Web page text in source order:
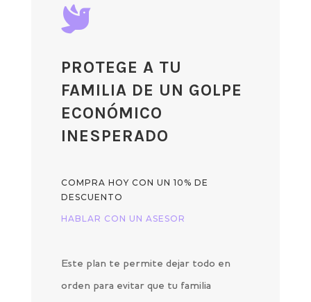

PROTEGE A TU
FAMILIA DE UN GOLPE
ECONÓMICO
INESPERADO
COMPRA HOY CON UN 10% DE
DESCUENTO
HABLAR CON UN ASESOR
Este plan te permite dejar todo en
orden para evitar que tu familia